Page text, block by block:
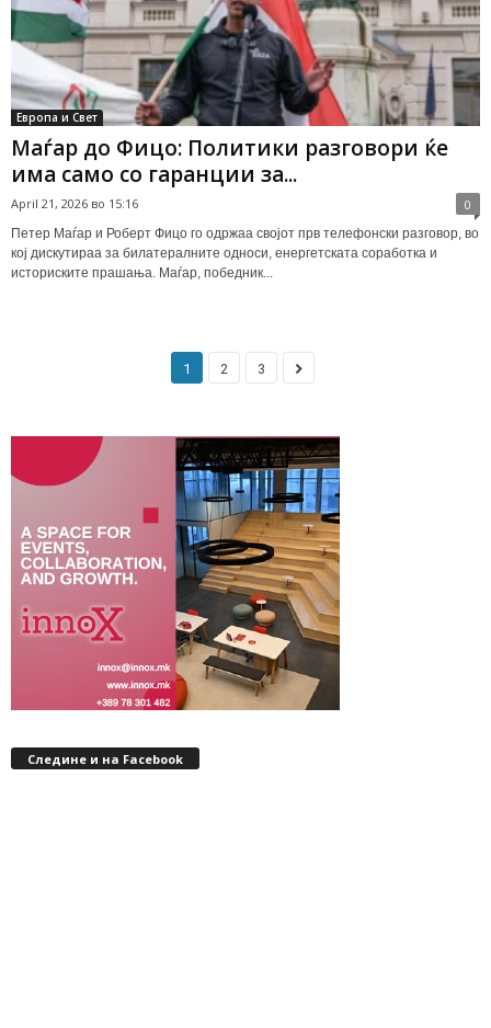
Европа и Свет
Маѓар до Фицо: Политики разговори ќе
има само со гаранции за...
April 21, 2026 во 15:16 0
Петер Маѓар и Роберт Фицо го одржаа својот прв телефонски разговор, во
кој дискутираа за билатералните односи, енергетската соработка и
историските прашања. Маѓар, победник...
1 2 3
Следине и на Facebook